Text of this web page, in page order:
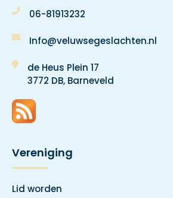
06-81913232
Info@veluwsegeslachten.nl
de Heus Plein 17
3772 DB, Barneveld
Vereniging
Lid worden